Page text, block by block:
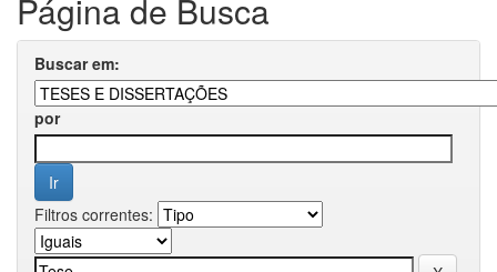
Página de Busca
Buscar em:
por
Filtros correntes: